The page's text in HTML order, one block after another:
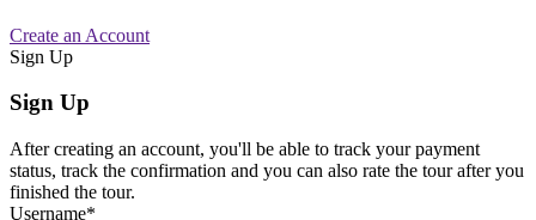
Create an Account
Sign Up
Sign Up
After creating an account, you'll be able to track your payment
status, track the confirmation and you can also rate the tour after you
finished the tour.
Username*